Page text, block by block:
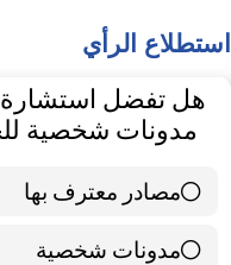
استطلاع الرأي
هل تفضل استشارة
مدونات شخصية
مصادر معترف بها
39 ( 65 % )
مدونات شخصية
21 ( 35 % )